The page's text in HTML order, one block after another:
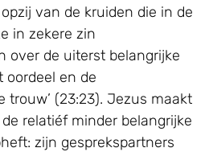
van de kruiden die in de
in zekere zin
over de uiterst belangrijke
oordeel en de
trouw’ (23:23). Jezus maakt
relatiéf minder belangrijke
zijn gesprekspartners